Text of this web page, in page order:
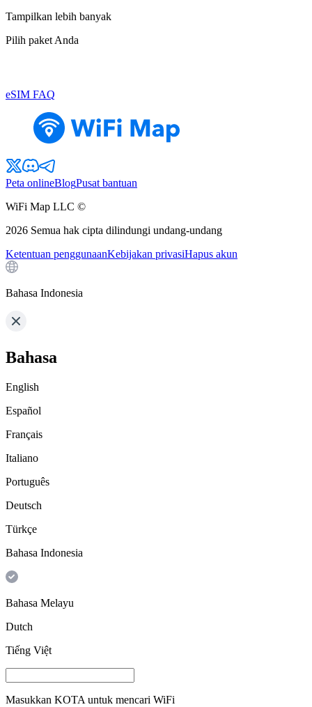
Tampilkan lebih banyak
Pilih paket Anda
eSIM FAQ
Peta onlineBlogPusat bantuan
WiFi Map LLC ©
2026 Semua hak cipta dilindungi undang-undang
Ketentuan penggunaanKebijakan privasiHapus akun
Bahasa Indonesia
Bahasa
English
Español
Français
Italiano
Português
Deutsch
Türkçe
Bahasa Indonesia
Bahasa Melayu
Dutch
Tiếng Việt
Masukkan KOTA untuk mencari WiFi